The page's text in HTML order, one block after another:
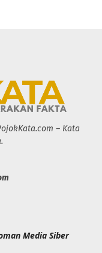
– Kata
Media Siber